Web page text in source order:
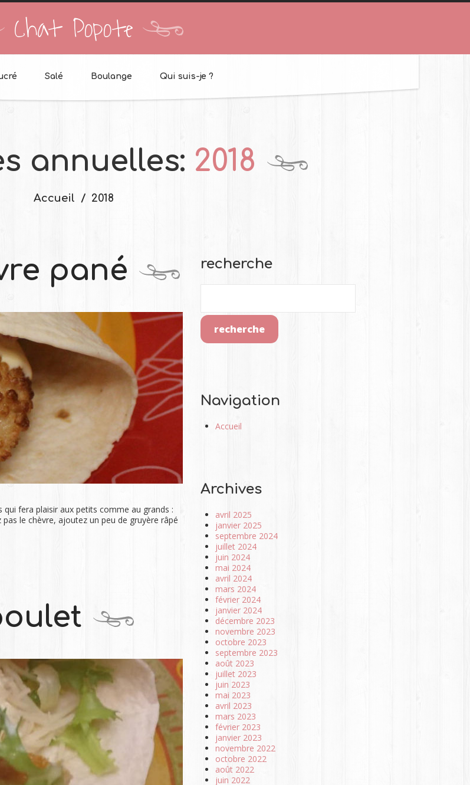
Chat Popote
Salé Boulange Qui suis-je ?
annuelles: 2018
Accueil 2018
pané
fera plaisir aux petits comme au grands :
le chèvre, ajoutez un peu de gruyère râpé
recherche
Navigation
Accueil
Archives
avril 2025
janvier 2025
septembre 2024
juillet 2024
juin 2024
mai 2024
avril 2024
mars 2024
février 2024
janvier 2024
décembre 2023
novembre 2023
octobre 2023
septembre 2023
août 2023
juillet 2023
juin 2023
mai 2023
avril 2023
mars 2023
février 2023
janvier 2023
novembre 2022
octobre 2022
août 2022
juin 2022